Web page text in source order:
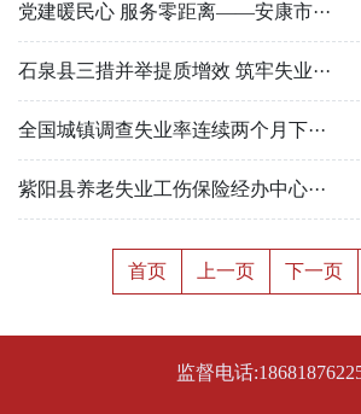
党建暖民心 服务零距离——安康市···
石泉县三措并举提质增效 筑牢失业···
全国城镇调查失业率连续两个月下···
紫阳县养老失业工伤保险经办中心···
首页 上一页 下一页
监督电话